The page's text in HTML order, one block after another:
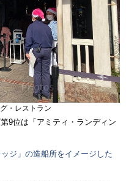
・レストラン
9位は「アミティ・ランディン
ジ」の造船所をイメージした